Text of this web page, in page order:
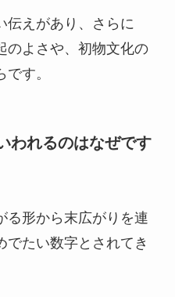
伝えがあり、さらに
のよさや、初物文化の
す。
われるのはなぜです
る形から末広がりを連
でたい数字とされてき